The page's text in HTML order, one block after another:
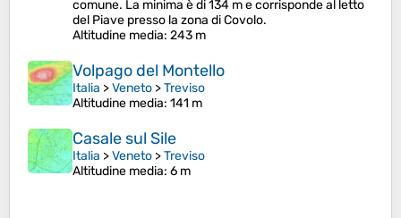
comune. La minima è di 134 m e corrisponde al letto
del Piave presso la zona di Covolo.
Altitudine media: 243 m
Volpago del Montello
Italia >Veneto >Treviso
Altitudine media: 141 m
Casale sul Sile
Italia >Veneto >Treviso
Altitudine media: 6 m